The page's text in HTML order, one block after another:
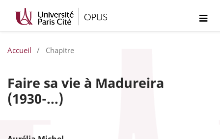
Accueil / Chapitre
Faire sa vie à Madureira
(1930-...)